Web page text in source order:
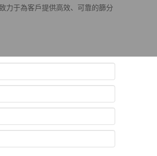
力于為客戶提供高效、可靠的篩分